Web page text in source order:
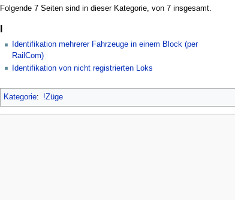
Folgende 7 Seiten sind in dieser Kategorie, von 7 insgesamt.
I
Identifikation mehrerer Fahrzeuge in einem Block (per
RailCom)
Identifikation von nicht registrierten Loks
Kategorie: !Züge